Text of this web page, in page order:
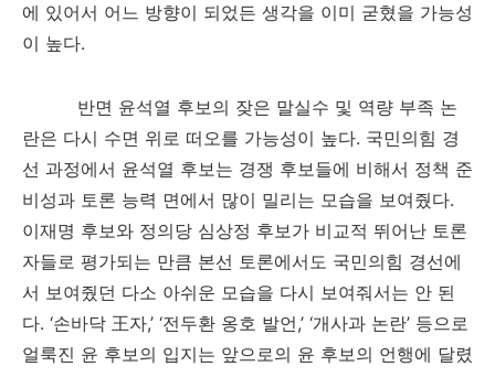
에 있어서 어느 방향이 되었든 생각을 이미 굳혔을 가능성
이 높다.
반면 윤석열 후보의 잦은 말실수 및 역량 부족 논
란은 다시 수면 위로 떠오를 가능성이 높다. 국민의힘 경
선 과정에서 윤석열 후보는 경쟁 후보들에 비해서 정책 준
비성과 토론 능력 면에서 많이 밀리는 모습을 보여줬다.
이재명 후보와 정의당 심상정 후보가 비교적 뛰어난 토론
자들로 평가되는 만큼 본선 토론에서도 국민의힘 경선에
서 보여줬던 다소 아쉬운 모습을 다시 보여줘서는 안 된
다. ‘손바닥 王자,’ ‘전두환 옹호 발언,’ ‘개사과 논란’ 등으로
얼룩진 윤 후보의 입지는 앞으로의 윤 후보의 언행에 달렸